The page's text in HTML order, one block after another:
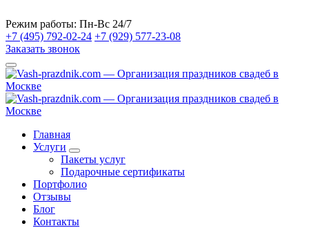
Режим работы: Пн-Вс 24/7
+7 (495) 792-02-24 +7 (929) 577-23-08
Заказать звонок
Главная
Услуги
Пакеты услуг
Подарочные сертификаты
Портфолио
Отзывы
Блог
Контакты